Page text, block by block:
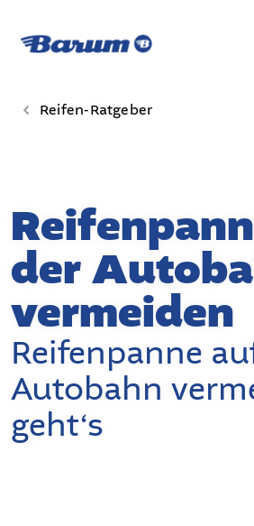
Reifen-Ratgeber
der
vermeiden
Reifenpanne
Autobahn
geht‘s